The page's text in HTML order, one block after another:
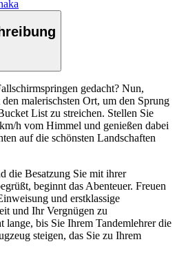
gedacht? Nun,
malerischsten Ort, um den Sprung
List zu streichen. Stellen Sie
h vom Himmel und genießen dabei
auf die schönsten Landschaften
die Besatzung Sie mit ihrer
beginnt das Abenteuer. Freuen
und erstklassige
und Ihr Vergnügen zu
lange, bis Sie Ihrem Tandemlehrer die
steigen, das Sie zu Ihrem